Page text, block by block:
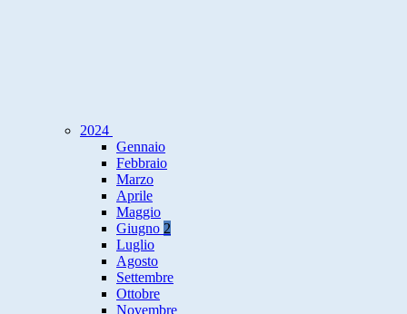
2024
Gennaio
Febbraio
Marzo
Aprile
Maggio
Giugno 2
Luglio
Agosto
Settembre
Ottobre
Novembre